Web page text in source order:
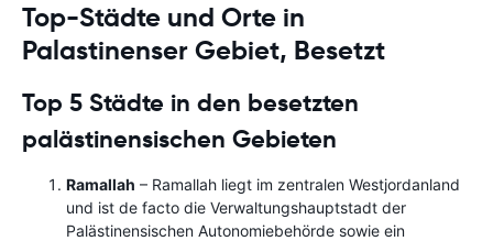
Top-Städte und Orte in
Palastinenser Gebiet, Besetzt
Top 5 Städte in den besetzten
palästinensischen Gebieten
Ramallah – Ramallah liegt im zentralen Westjordanland
und ist de facto die Verwaltungshauptstadt der
Palästinensischen Autonomiebehörde sowie ein